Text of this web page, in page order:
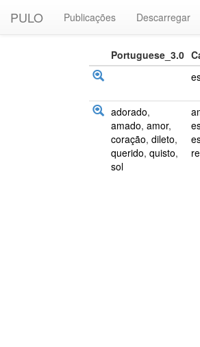
PULO Publicações Descarregar
Portuguese_3.0
adorado,
amado, amor,
coração, dileto,
querido, quisto,
sol